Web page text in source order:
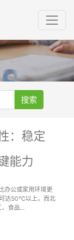
搜索
：稳定
能力
办公或家用环境更
达50℃以上，而北
食品...